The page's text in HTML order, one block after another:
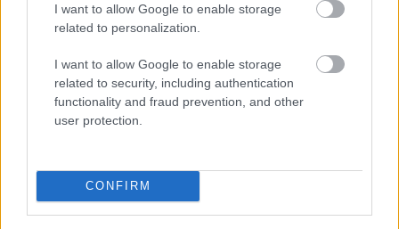
I want to allow Google to enable storage
related to personalization.
I want to allow Google to enable storage
related to security, including authentication
functionality and fraud prevention, and other
user protection.
CONFIRM